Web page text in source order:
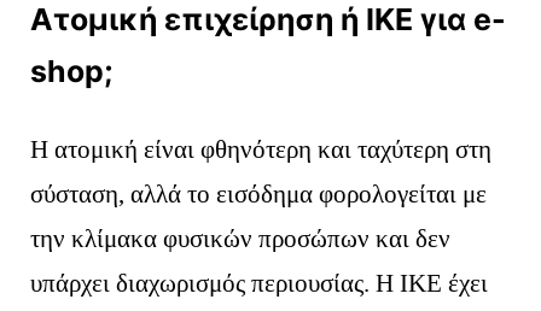
Ατομική επιχείρηση ή ΙΚΕ για e-
shop;
Η ατομική είναι φθηνότερη και ταχύτερη στη
σύσταση, αλλά το εισόδημα φορολογείται με
την κλίμακα φυσικών προσώπων και δεν
υπάρχει διαχωρισμός περιουσίας. Η ΙΚΕ έχει